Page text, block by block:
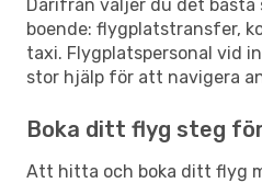
Därifrån väljer du det
boende: flygplatstransfer,
taxi. Flygplatspersonal vid
stor hjälp för att navigera
Boka ditt flyg steg
Att hitta och boka ditt flyg